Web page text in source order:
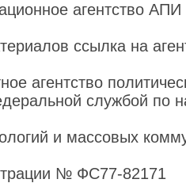
агентство
ссылка на
агентство
службой по
и массовых
№ ФС77-82171